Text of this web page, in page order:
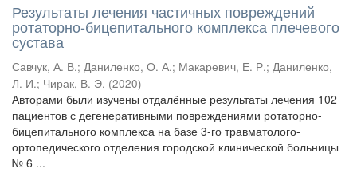
Результаты лечения частичных повреждений
ротаторно-бицепитального комплекса плечевого
сустава
Савчук, А. В.; Даниленко, О. А.; Макаревич, Е. Р.; Даниленко,
Л. И.; Чирак, В. Э. (2020)
Авторами были изучены отдалённые результаты лечения 102
пациентов с дегенеративными повреждениями ротаторно-
бицепитального комплекса на базе 3-го травматолого-
ортопедического отделения городской клинической больницы
№ 6 ...